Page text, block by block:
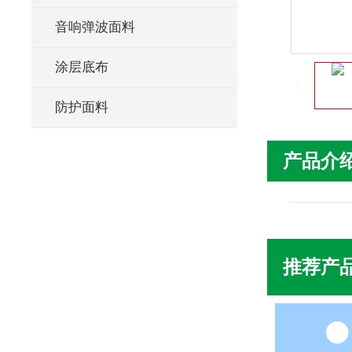
音响弹波面料
涂层底布
防护面料
产品介
推荐产